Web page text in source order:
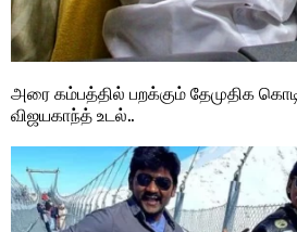
அரை கம்பத்தில் பறக்கும் தேமுதிக
விஜயகாந்த் உடல்..